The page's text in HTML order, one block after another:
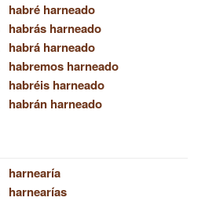
habré harneado
habrás harneado
habrá harneado
habremos harneado
habréis harneado
habrán harneado
harnearía
harnearías